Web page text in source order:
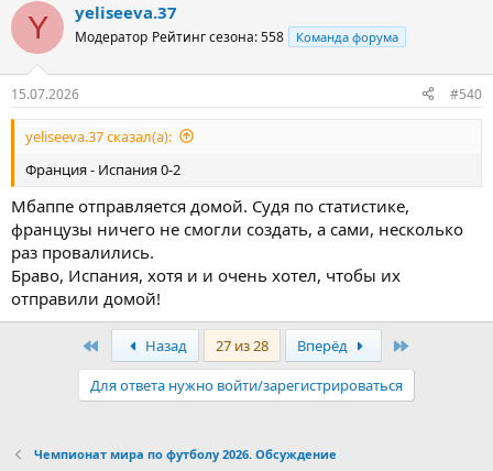
Y yeliseeva.37
Модератор Рейтинг сезона: 558 Команда форума
15.07.2026 #540
yeliseeva.37 сказал(а):
Франция - Испания 0-2
Мбаппе отправляется домой. Судя по статистике,
французы ничего не смогли создать, а сами, несколько
раз провалились.
Браво, Испания, хотя и и очень хотел, чтобы их
отправили домой!
ПервыйНазад 27 из 28 Вперёд
Для ответа нужно войти/зарегистрироваться
Чемпионат мира по футболу 2026. Обсуждение